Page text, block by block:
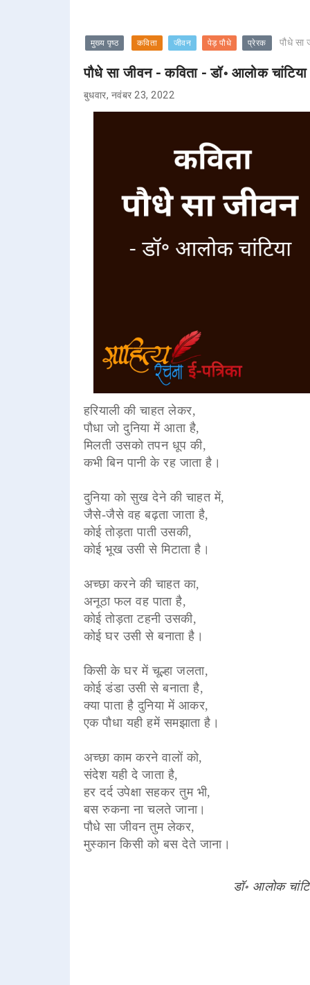
मुख्य पृष्ठ कविता जीवन पेड़ पौधे प्रेरक पौधे सा
पौधे सा जीवन - कविता - डॉ॰ आलोक चांटिया
बुधवार, नवंबर 23, 2022
हरियाली की चाहत लेकर,
पौधा जो दुनिया में आता है,
मिलती उसको तपन धूप की,
कभी बिन पानी के रह जाता है।
दुनिया को सुख देने की चाहत में,
जैसे-जैसे वह बढ़ता जाता है,
कोई तोड़ता पाती उसकी,
कोई भूख उसी से मिटाता है।
अच्छा करने की चाहत का,
अनूठा फल वह पाता है,
कोई तोड़ता टहनी उसकी,
कोई घर उसी से बनाता है।
किसी के घर में चूल्हा जलता,
कोई डंडा उसी से बनाता है,
क्या पाता है दुनिया में आकर,
एक पौधा यही हमें समझाता है।
अच्छा काम करने वालों को,
संदेश यही दे जाता है,
हर दर्द उपेक्षा सहकर तुम भी,
बस रुकना ना चलते जाना।
पौधे सा जीवन तुम लेकर,
मुस्कान किसी को बस देते जाना।
डॉ॰ आलोक